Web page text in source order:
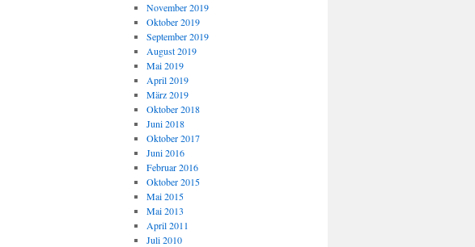
November 2019
Oktober 2019
September 2019
August 2019
Mai 2019
April 2019
März 2019
Oktober 2018
Juni 2018
Oktober 2017
Juni 2016
Februar 2016
Oktober 2015
Mai 2015
Mai 2013
April 2011
Juli 2010